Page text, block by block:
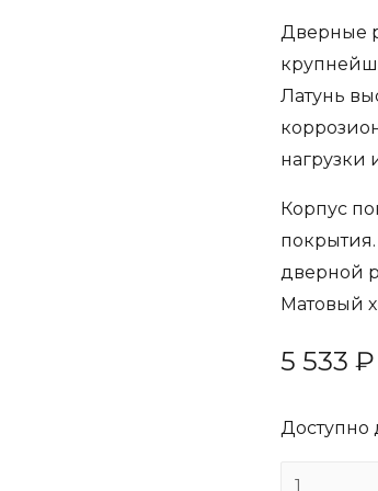
Дверные
Латунь
нагрузки
Корпус
дверной
Матовый
5 533 ₽
Доступно
Количество